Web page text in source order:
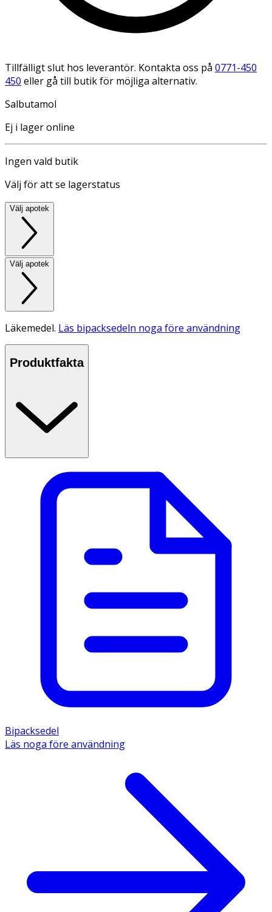
Tillfälligt slut hos leverantör. Kontakta oss på 0771-450
450 eller gå till butik för möjliga alternativ.
Salbutamol
Ej i lager online
Ingen vald butik
Välj för att se lagerstatus
Välj apotek
Välj apotek
Läkemedel. Läs bipacksedeln noga före användning
Produktfakta
Bipacksedel
Läs noga före användning